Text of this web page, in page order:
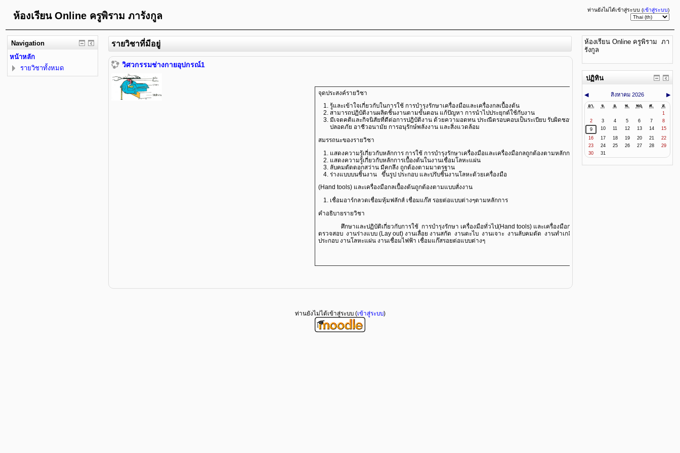
ห้องเรียน Online ครูพิราม ภารังกูล
ท่านยังไม่ได้เข้าสู่ระบบ (เข้าสู่ระบบ)
รายวิชาที่มีอยู่
วิศวกรรมช่างกายอุปกรณ์1
จุดประสงค์รายวิชา
รู้และเข้าใจเกี่ยวกับในการใช้ การบำรุงรักษาเครื่องมือและเครื่องกลเบื้องต้น
สามารถปฏิบัติงานผลิตชิ้นงานตามขั้นตอน แก้ปัญหา การนำไปประยุกต์ใช้กับงาน
มีเจตคติและกิจนิสัยที่ดีต่อการปฎิบัติงาน ด้วยความอดทน ประณีตรอบคอบเป็นระเบียบ รับผิดชอบ ตรงต่อเวลา มีความซื่อสัตย์ โดยคำนึงถึง
ปลอดภัย อาชีวอนามัย การอนุรักษ์พลังงาน และสิ่งแวดล้อม
สมรรถนะของรายวิชา
แสดงความรู้เกี่ยวกับหลักการ การใช้ การบำรุงรักษาเครื่องมือและเครื่องมือกลถูกต้องตามหลักการ
แสดงความรู้เกี่ยวกับหลักการเบื้องต้นในงานเชื่อมโลหะแผ่น
ลับคมตัดดอกสว่าน มีคกลึง ถูกต้องตามมาตรฐาน
ร่างแบบบนชิ้นงาน ขึ้นรูป ประกอบ และปรับชิ้นงานโลหะด้วยเครื่องมือ
(Hand tools) และเครื่องมือกลเบื้องต้นถูกต้องตามแบบสั่งงาน
เชื่อมอาร์กลวดเชื่อมหุ้มฟลักส์ เชื่อมแก๊ส รอยต่อแบบต่างๆตามหลักการ
คำอธิบายรายวิชา
ศึกษาและปฏิบัติเกี่ยวกับการใช้ การบำรุงรักษา เครื่องมือทั่วไป(Hand tools) และเครื่องมือกลเบื้องต้น ความปลอดภัยในการปฏิบัติงาน
ตรวจสอบ งานร่างแบบ (Lay out) งานเลื่อย งานสกัด งานตะไบ งานเจาะ งานลับคมตัด งานทำเกลียวด้วยมือ งานคว้านฝังหัวสกรู งานย้ำหมุ
ประกอบ งานโลหะแผ่น งานเชื่อมไฟฟ้า เชื่อมแก๊สรอยต่อแบบต่างๆ
Navigation
หน้าหลัก
รายวิชาทั้งหมด
ห้องเรียน Online ครูพิราม ภา
รังกูล
ปฏิทิน
◀ สิงหาคม 2026 ▶
อา. จ. อ. พ. พฤ. ศ.
ส.
1
2
3 4 5 6 7
8
9
10 11 12 13 14
15
16
17 18 19 20 21
22
23
24 25 26 27 28
29
30
31
ท่านยังไม่ได้เข้าสู่ระบบ (เข้าสู่ระบบ)